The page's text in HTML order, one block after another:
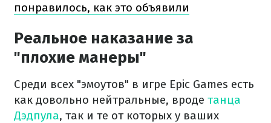
понравилось, как это объявили
Реальное наказание за
"плохие манеры"
Среди всех "эмоутов" в игре Epic Games есть
как довольно нейтральные, вроде танца
Дэдпула, так и те от которых у ваших